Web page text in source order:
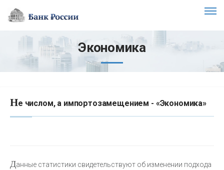
Экономика
Не числом, а импортозамещением - «Экономика»
Данные статистики свидетельствуют об изменении подхода